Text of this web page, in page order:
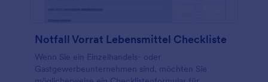
Notfall Vorrat Lebensmittel Checkliste
Wenn Sie ein Einzelhandels- oder
Gastgewerbeunternehmen sind, möchten Sie